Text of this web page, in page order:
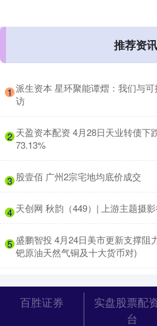
推荐资讯
1 派生资本 星环聚能谭熠：我们与
访
2 天盈资本配资 4月28日天业转债下
73.13%
3 ​股壹佰 广州2宗宅地均底价成交
4 天创网 秋韵（449）| 上游主题摄
5 盛鹏智投 4月24日美市更新支撑阻
钯原油天然气铜及十大货币对)
百胜证券
实盘股票配
台